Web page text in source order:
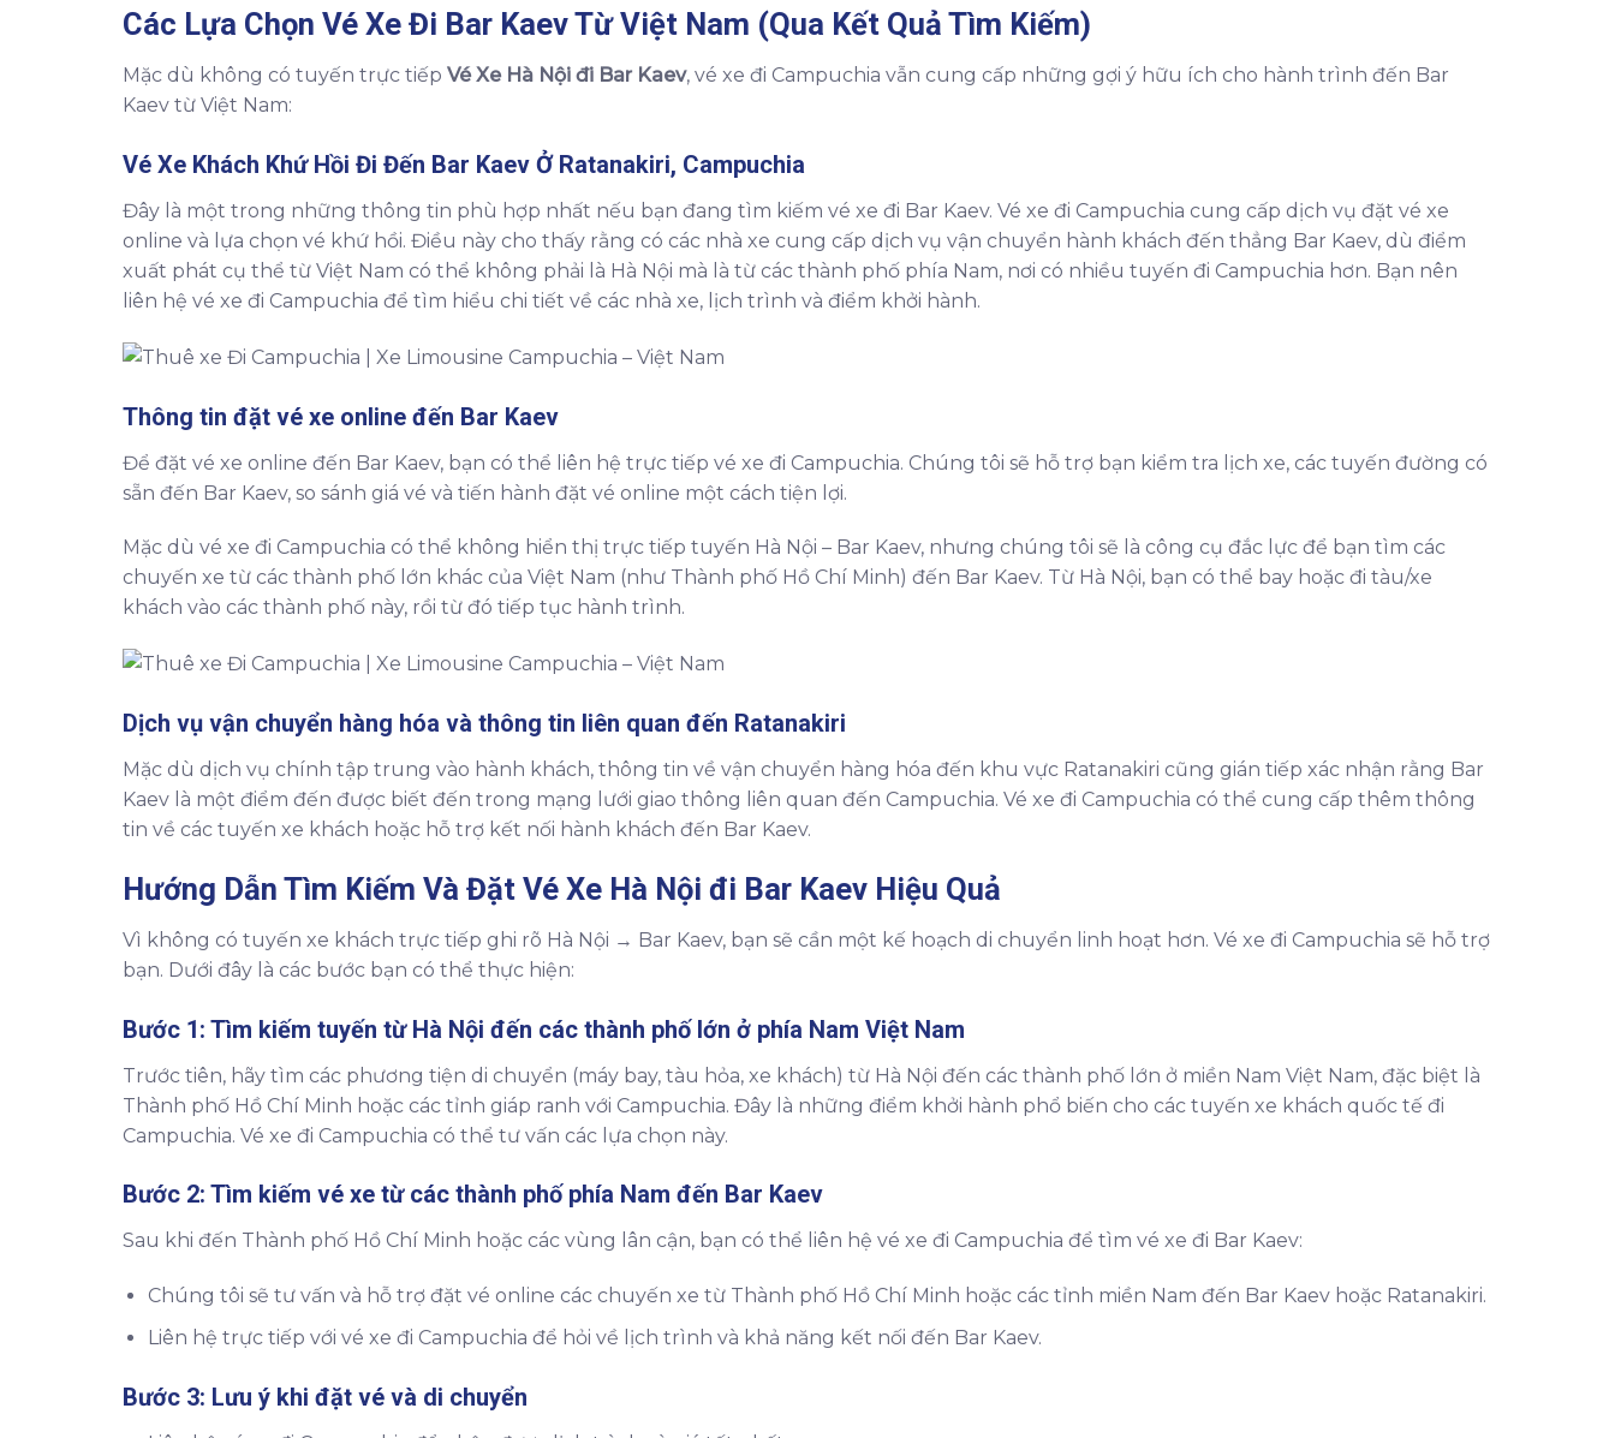
Các Lựa Chọn Vé Xe Đi Bar Kaev Từ Việt Nam (Qua Kết Quả Tìm Kiếm)
Mặc dù không có tuyến trực tiếp Vé Xe Hà Nội đi Bar Kaev, vé xe đi Campuchia vẫn cung cấp những gợi ý hữu ích cho hành trình đến Bar
Kaev từ Việt Nam:
Vé Xe Khách Khứ Hồi Đi Đến Bar Kaev Ở Ratanakiri, Campuchia
Đây là một trong những thông tin phù hợp nhất nếu bạn đang tìm kiếm vé xe đi Bar Kaev. Vé xe đi Campuchia cung cấp dịch vụ đặt vé xe
online và lựa chọn vé khứ hồi. Điều này cho thấy rằng có các nhà xe cung cấp dịch vụ vận chuyển hành khách đến thẳng Bar Kaev, dù điểm
xuất phát cụ thể từ Việt Nam có thể không phải là Hà Nội mà là từ các thành phố phía Nam, nơi có nhiều tuyến đi Campuchia hơn. Bạn nên
liên hệ vé xe đi Campuchia để tìm hiểu chi tiết về các nhà xe, lịch trình và điểm khởi hành.
Thông tin đặt vé xe online đến Bar Kaev
Để đặt vé xe online đến Bar Kaev, bạn có thể liên hệ trực tiếp vé xe đi Campuchia. Chúng tôi sẽ hỗ trợ bạn kiểm tra lịch xe, các tuyến đường có
sẵn đến Bar Kaev, so sánh giá vé và tiến hành đặt vé online một cách tiện lợi.
Mặc dù vé xe đi Campuchia có thể không hiển thị trực tiếp tuyến Hà Nội – Bar Kaev, nhưng chúng tôi sẽ là công cụ đắc lực để bạn tìm các
chuyến xe từ các thành phố lớn khác của Việt Nam (như Thành phố Hồ Chí Minh) đến Bar Kaev. Từ Hà Nội, bạn có thể bay hoặc đi tàu/xe
khách vào các thành phố này, rồi từ đó tiếp tục hành trình.
Dịch vụ vận chuyển hàng hóa và thông tin liên quan đến Ratanakiri
Mặc dù dịch vụ chính tập trung vào hành khách, thông tin về vận chuyển hàng hóa đến khu vực Ratanakiri cũng gián tiếp xác nhận rằng Bar
Kaev là một điểm đến được biết đến trong mạng lưới giao thông liên quan đến Campuchia. Vé xe đi Campuchia có thể cung cấp thêm thông
tin về các tuyến xe khách hoặc hỗ trợ kết nối hành khách đến Bar Kaev.
Hướng Dẫn Tìm Kiếm Và Đặt Vé Xe Hà Nội đi Bar Kaev Hiệu Quả
Vì không có tuyến xe khách trực tiếp ghi rõ Hà Nội → Bar Kaev, bạn sẽ cần một kế hoạch di chuyển linh hoạt hơn. Vé xe đi Campuchia sẽ hỗ trợ
bạn. Dưới đây là các bước bạn có thể thực hiện:
Bước 1: Tìm kiếm tuyến từ Hà Nội đến các thành phố lớn ở phía Nam Việt Nam
Trước tiên, hãy tìm các phương tiện di chuyển (máy bay, tàu hỏa, xe khách) từ Hà Nội đến các thành phố lớn ở miền Nam Việt Nam, đặc biệt là
Thành phố Hồ Chí Minh hoặc các tỉnh giáp ranh với Campuchia. Đây là những điểm khởi hành phổ biến cho các tuyến xe khách quốc tế đi
Campuchia. Vé xe đi Campuchia có thể tư vấn các lựa chọn này.
Bước 2: Tìm kiếm vé xe từ các thành phố phía Nam đến Bar Kaev
Sau khi đến Thành phố Hồ Chí Minh hoặc các vùng lân cận, bạn có thể liên hệ vé xe đi Campuchia để tìm vé xe đi Bar Kaev:
Chúng tôi sẽ tư vấn và hỗ trợ đặt vé online các chuyến xe từ Thành phố Hồ Chí Minh hoặc các tỉnh miền Nam đến Bar Kaev hoặc Ratanakiri.
Liên hệ trực tiếp với vé xe đi Campuchia để hỏi về lịch trình và khả năng kết nối đến Bar Kaev.
Bước 3: Lưu ý khi đặt vé và di chuyển